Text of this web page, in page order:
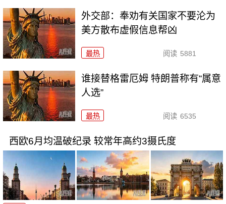
外交部：奉劝有关国家不要沦为
美方散布虚假信息帮凶
最热 阅读 5881
谁接替格雷厄姆 特朗普称有“属意
人选”
最热 阅读 6535
西欧6月均温破纪录 较常年高约3摄氏度